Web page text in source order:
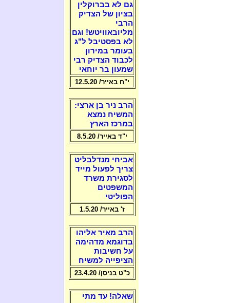
גם לא בברוקלין
בציון של הצדיק
הרבי
מליובאוויטש! וגם
לא בפסטיבל ל"ג
בעומר במירון
לכבוד הצדיק רבי
שמעון בר יוחאי
י"ח באייר/ 12.5.20
הרב ניר בן ארצי:
המשיח נמצא
במרכז הארץ
י"ד באייר/ 8.5.20
אביחי מנדלבליט
צריך לפעול מייד
לסגירת משרד
המשפטים
הפוליטי
ז' באייר/ 1.5.20
הרב מאיר אליהו
בדוגמא מדהימה
על חשיבות
הציפייה למשיח
כ"ט בניסן/ 23.4.20
שאלה! עד מתי